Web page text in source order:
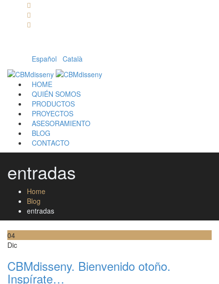
Español Català
HOME
QUIÉN SOMOS
PRODUCTOS
PROYECTOS
ASESORAMIENTO
BLOG
CONTACTO
entradas
Home
Blog
entradas
04
Dic
CBMdisseny. Bienvenido otoño.
Inspírate…